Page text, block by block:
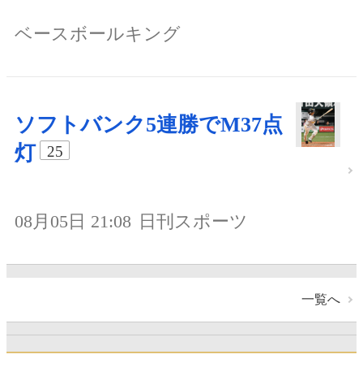
ベースボールキング
ソフトバンク5連勝でM37点
灯
25
08月05日 21:08 日刊スポーツ
一覧へ